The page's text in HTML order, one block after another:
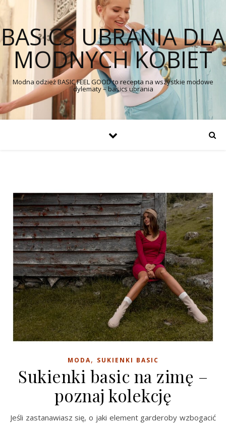
BASICS UBRANIA DLA
MODNYCH KOBIET
Modna odzież BASIC FEEL GOOD to recepta na wszystkie modowe
dylematy – basics ubrania
MODA, SUKIENKI BASIC
Sukienki basic na zimę –
poznaj kolekcję
Jeśli zastanawiasz się, o jaki element garderoby wzbogacić